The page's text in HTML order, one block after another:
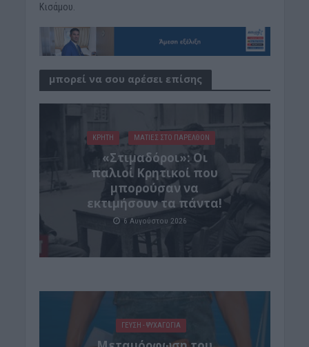
Κισάμου.
μπορεί να σου αρέσει επίσης
ΚΡΗΤΗ ΜΑΤΙΕΣ ΣΤΟ ΠΑΡΕΛΘΟΝ
«Στιμαδόροι»: Οι
παλιοί Κρητικοί που
μπορούσαν να
εκτιμήσουν τα πάντα!
6 Αυγούστου 2026
ΓΕΎΣΗ - ΨΥΧΑΓΩΓΊΑ